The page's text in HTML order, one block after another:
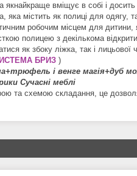
вміщує в собі і досить
містить як полиці для одягу,
робочим місцем для дитини,
полицею з декількома
як збоку ліжка, так і
БРИЗ )
і венге магія+дуб
Сучасні меблі
та схемою складання, це